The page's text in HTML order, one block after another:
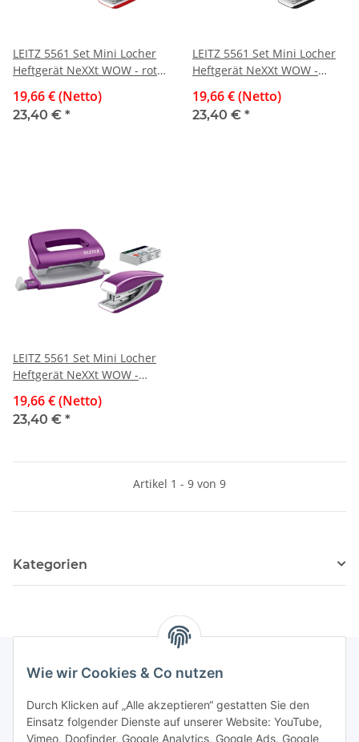
Wie wir Cookies & Co nutzen
Durch Klicken auf „Alle akzeptieren“ gestatten Sie den
Einsatz folgender Dienste auf unserer Website: YouTube,
Vimeo, Doofinder, Google Analytics, Google Ads, Google
LEITZ 5561 Set Mini Locher
Heftgerät NeXXt WOW - rot
19,66 € (Netto)
23,40 € *
LEITZ 5561 Set Mini Locher
Heftgerät NeXXt WOW -
19,66 € (Netto)
23,40 € *
LEITZ 5561 Set Mini Locher
Heftgerät NeXXt WOW -
19,66 € (Netto)
23,40 € *
Artikel 1 - 9 von 9
Kategorien